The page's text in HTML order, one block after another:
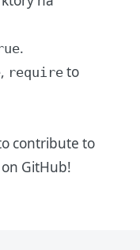
.
, require to
contribute to
GitHub!